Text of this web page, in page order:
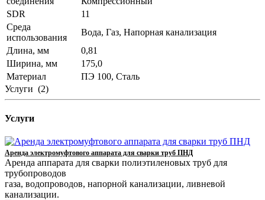
SDR
11
Среда
использования
Вода, Газ, Напорная канализация
Длина, мм
0,81
Ширина, мм
175,0
Материал
ПЭ 100, Сталь
Услуги (2)
Услуги
Аренда электромуфтового аппарата для сварки труб ПНД
Аренда аппарата для сварки полиэтиленовых труб для
трубопроводов
газа, водопроводов, напорной канализации, ливневой
канализации.